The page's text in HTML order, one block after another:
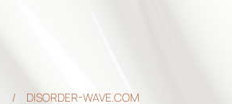
/ DISORDER-WAVE.COM